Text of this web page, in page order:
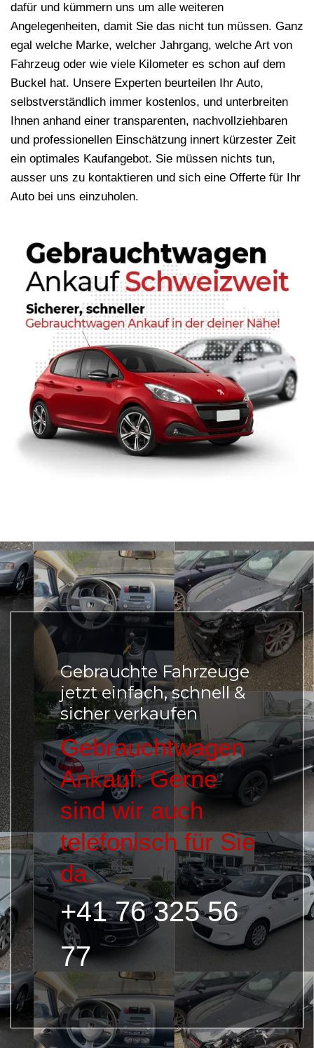
dafür und kümmern uns um alle weiteren
Angelegenheiten, damit Sie das nicht tun müssen. Ganz
egal welche Marke, welcher Jahrgang, welche Art von
Fahrzeug oder wie viele Kilometer es schon auf dem
Buckel hat. Unsere Experten beurteilen Ihr Auto,
selbstverständlich immer kostenlos, und unterbreiten
Ihnen anhand einer transparenten, nachvollziehbaren
und professionellen Einschätzung innert kürzester Zeit
ein optimales Kaufangebot. Sie müssen nichts tun,
ausser uns zu kontaktieren und sich eine Offerte für Ihr
Auto bei uns einzuholen.
Gebrauchte Fahrzeuge
jetzt einfach, schnell &
sicher verkaufen
Gebrauchtwagen
Ankauf: Gerne
sind wir auch
telefonisch für Sie
da.
+41 76 325 56
77